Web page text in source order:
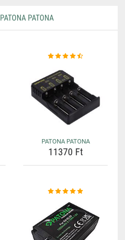
PATONA
PATONA PATONA
11370 Ft